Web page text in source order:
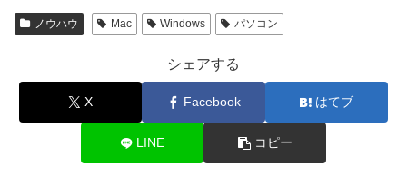
ノウハウ Mac Windows パソコン
シェアする
X Facebook はてブ
LINE コピー